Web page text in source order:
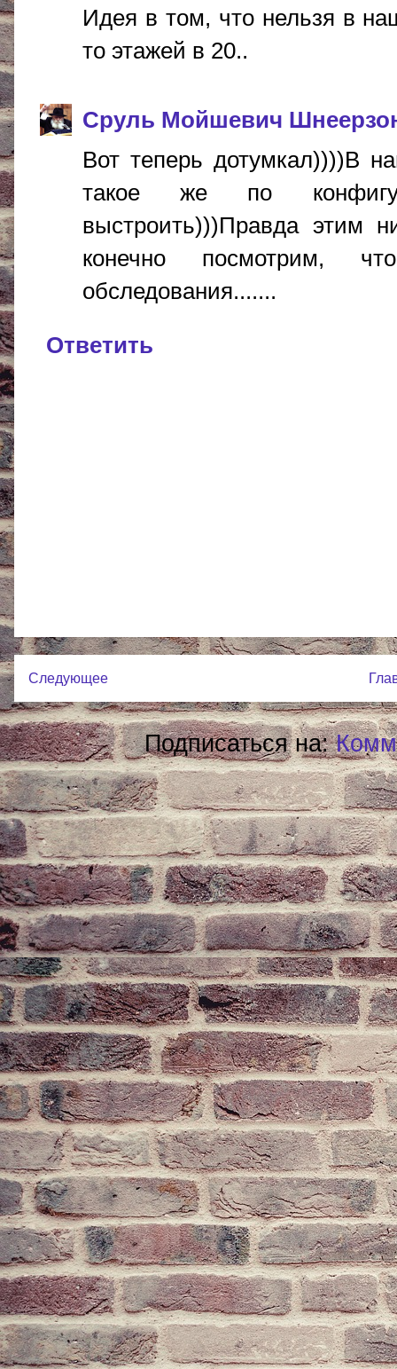
Идея в том, что нельзя в
то этажей в 20..
Сруль Мойшевич
Вот теперь дотумкал))))В
такое же по
выстроить)))Правда этим
конечно посмотрим,
обследования.......
Ответить
Следующее
Подписаться на: